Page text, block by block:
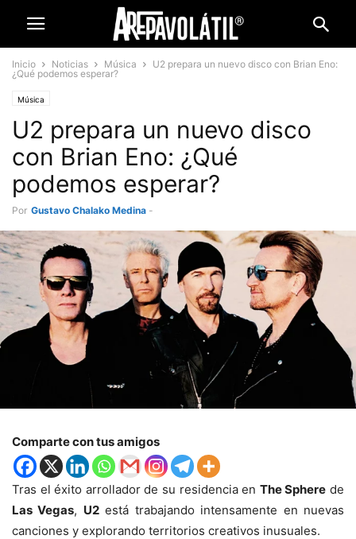
Inicio Noticias Música
U2 prepara un nuevo disco con Brian Eno:
¿Qué podemos esperar?
Música
U2 prepara un nuevo disco
con Brian Eno: ¿Qué
podemos esperar?
Por Gustavo Chalako Medina -
Comparte con tus amigos
Tras el éxito arrollador de su residencia en The Sphere de
Las Vegas, U2está trabajando intensamente en nuevas
canciones y explorando territorios creativos inusuales.